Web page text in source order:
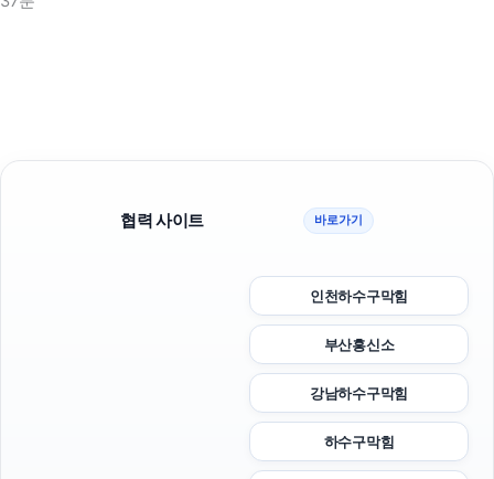
협력 사이트 바로가기
인천하수구막힘
부산흥신소
강남하수구막힘
하수구막힘